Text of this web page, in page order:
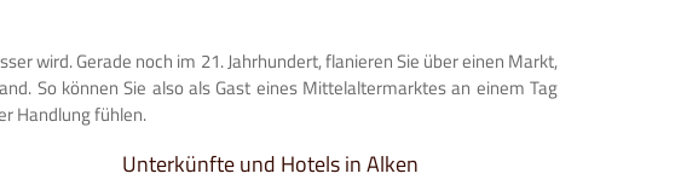
wird. Gerade noch im 21. Jahrhundert, flanieren Sie über einen Markt,
So können Sie also als Gast eines Mittelaltermarktes an einem Tag
Handlung fühlen.
Unterkünfte und Hotels in Alken